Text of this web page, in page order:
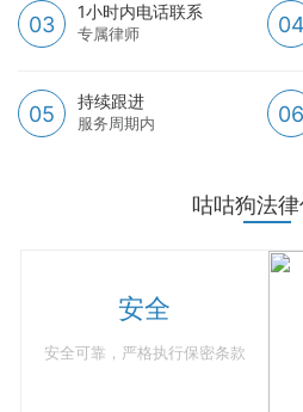
03
1小时内电话联系
专属律师 04
05
持续跟进
服务周期内 06
咕咕狗法
安全
安全可靠，严格执行保密条款